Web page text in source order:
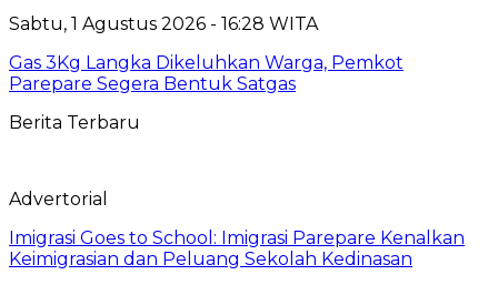
Sabtu, 1 Agustus 2026 - 16:28 WITA
Gas 3Kg Langka Dikeluhkan Warga, Pemkot
Parepare Segera Bentuk Satgas
Berita Terbaru
Advertorial
Imigrasi Goes to School: Imigrasi Parepare Kenalkan
Keimigrasian dan Peluang Sekolah Kedinasan